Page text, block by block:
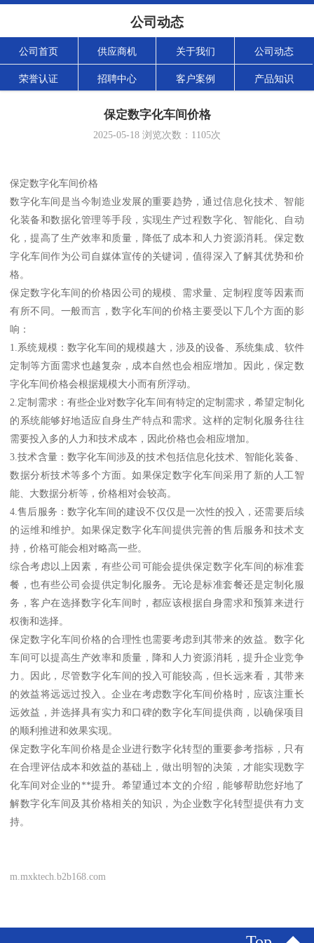
公司动态
公司首页 供应商机 关于我们 公司动态
荣誉认证 招聘中心 客户案例 产品知识
保定数字化车间价格
2025-05-18 浏览次数： 1105次
保定数字化车间价格
数字化车间是当今制造业发展的重要趋势，通过信息化技术、智能
化装备和数据化管理等手段，实现生产过程数字化、智能化、自动
化，提高了生产效率和质量，降低了成本和人力资源消耗。保定数
字化车间作为公司自媒体宣传的关键词，值得深入了解其优势和价
格。
保定数字化车间的价格因公司的规模、需求量、定制程度等因素而
有所不同。一般而言，数字化车间的价格主要受以下几个方面的影
响：
1.系统规模：数字化车间的规模越大，涉及的设备、系统集成、软件
定制等方面需求也越复杂，成本自然也会相应增加。因此，保定数
字化车间价格会根据规模大小而有所浮动。
2.定制需求：有些企业对数字化车间有特定的定制需求，希望定制化
的系统能够好地适应自身生产特点和需求。这样的定制化服务往往
需要投入多的人力和技术成本，因此价格也会相应增加。
3.技术含量：数字化车间涉及的技术包括信息化技术、智能化装备、
数据分析技术等多个方面。如果保定数字化车间采用了新的人工智
能、大数据分析等，价格相对会较高。
4.售后服务：数字化车间的建设不仅仅是一次性的投入，还需要后续
的运维和维护。如果保定数字化车间提供完善的售后服务和技术支
持，价格可能会相对略高一些。
综合考虑以上因素，有些公司可能会提供保定数字化车间的标准套
餐，也有些公司会提供定制化服务。无论是标准套餐还是定制化服
务，客户在选择数字化车间时，都应该根据自身需求和预算来进行
权衡和选择。
保定数字化车间价格的合理性也需要考虑到其带来的效益。数字化
车间可以提高生产效率和质量，降和人力资源消耗，提升企业竞争
力。因此，尽管数字化车间的投入可能较高，但长远来看，其带来
的效益将远远过投入。企业在考虑数字化车间价格时，应该注重长
远效益，并选择具有实力和口碑的数字化车间提供商，以确保项目
的顺利推进和效果实现。
保定数字化车间价格是企业进行数字化转型的重要参考指标，只有
在合理评估成本和效益的基础上，做出明智的决策，才能实现数字
化车间对企业的**提升。希望通过本文的介绍，能够帮助您好地了
解数字化车间及其价格相关的知识，为企业数字化转型提供有力支
持。
m.mxktech.b2b168.com